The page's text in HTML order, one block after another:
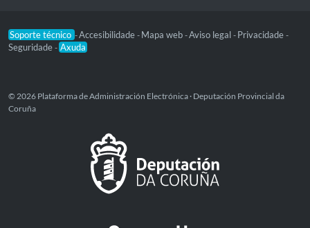
Soporte técnico -Accesibilidade - Mapa web -Aviso legal - Privacidade -
Seguridade - Axuda
© 2026 Plataforma de Administración Electrónica · Deputación Provincial da
Coruña